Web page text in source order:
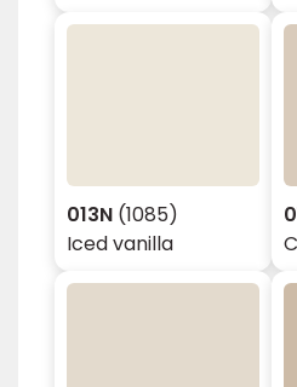
013N (1085)
Iced vanilla